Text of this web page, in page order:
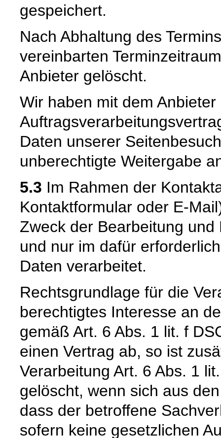
gespeichert.
Nach Abhaltung des
vereinbarten
Anbieter gelöscht.
Wir haben mit dem Anbieter
Daten unserer
unberechtigte Weitergabe
5.3 Im Rahmen der
Kontaktformular oder E-
Zweck der Bearbeitung
und nur im dafür
Daten verarbeitet.
Rechtsgrundlage für die
berechtigtes Interesse an
gemäß Art. 6 Abs. 1 lit. f
einen Vertrag ab, so ist
Verarbeitung Art. 6 Abs. 1
gelöscht, wenn sich aus
dass der betroffene
sofern keine gesetzlichen